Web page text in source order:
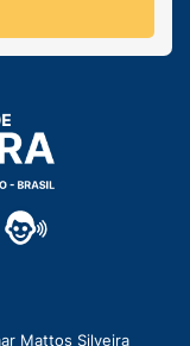
Mattos Silveira